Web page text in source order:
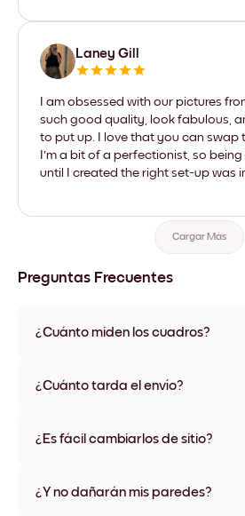
Laney Gill
I am obsessed with our pictures
such good quality, look fabulous,
to put up. I love that you can swap
I'm a bit of a perfectionist, so
until I created the right set-up was
Cargar Más
Preguntas Frecuentes
¿Cuánto miden los cuadros?
varios materiales y colores de marco,
¿Cuánto tarda el envío?
disponibles en algunos países. Te
¿Es fácil cambiarlos de sitio?
ningún daño
¿Y no dañarán mis paredes?